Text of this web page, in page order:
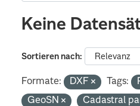
Keine
Sortieren nach
Formate: DXF Tags:
GeoSN
Cadastral